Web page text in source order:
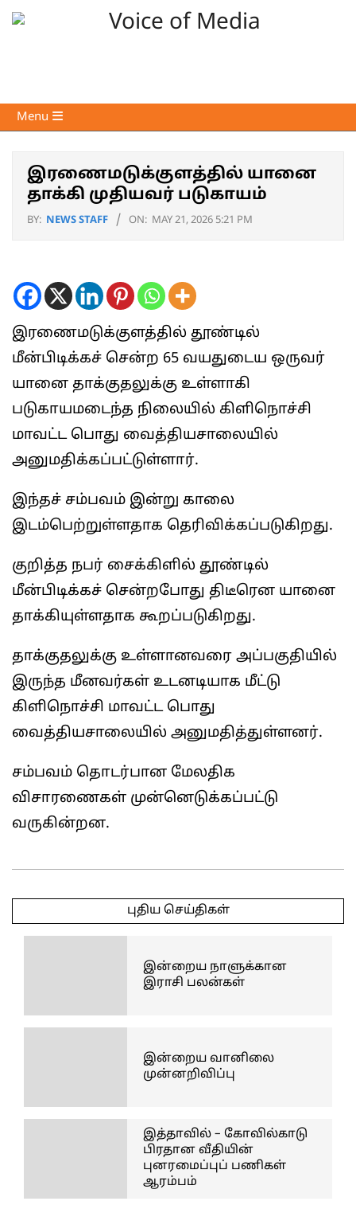
Skip
Voice
of
Primary
Navigation
Menu
இரணைமடுக்குளத்தில் யானை
தாக்கி முதியவர் படுகாயம்
BY: NEWS STAFF ON: MAY 21, 2026 5:21 PM
இரணைமடுக்குளத்தில் தூண்டில்
மீன்பிடிக்கச் சென்ற 65 வயதுடைய ஒருவர்
யானை தாக்குதலுக்கு உள்ளாகி
படுகாயமடைந்த நிலையில் கிளிநொச்சி
மாவட்ட பொது வைத்தியசாலையில்
அனுமதிக்கப்பட்டுள்ளார்.
இந்தச் சம்பவம் இன்று காலை
இடம்பெற்றுள்ளதாக தெரிவிக்கப்படுகிறது.
குறித்த நபர் சைக்கிளில் தூண்டில்
மீன்பிடிக்கச் சென்றபோது திடீரென யானை
தாக்கியுள்ளதாக கூறப்படுகிறது.
தாக்குதலுக்கு உள்ளானவரை அப்பகுதியில்
இருந்த மீனவர்கள் உடனடியாக மீட்டு
கிளிநொச்சி மாவட்ட பொது
வைத்தியசாலையில் அனுமதித்துள்ளனர்.
சம்பவம் தொடர்பான மேலதிக
விசாரணைகள் முன்னெடுக்கப்பட்டு
வருகின்றன.
05-
புதிய செய்திகள்
இன்றைய நாளுக்கான
இராசி பலன்கள்
இன்றைய வானிலை
முன்னறிவிப்பு
இத்தாவில் – கோவில்காடு
பிரதான வீதியின்
புனரமைப்புப் பணிகள்
ஆரம்பம்